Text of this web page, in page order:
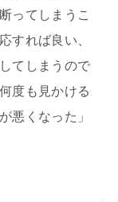
ってしまうこ
すれば良い、
てしまうので
度も見かける
悪くなった」